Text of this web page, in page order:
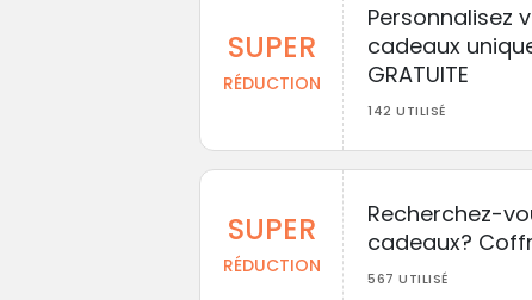
SUPER
RÉDUCTION
Personnalisez
cadeaux
GRATUITE
142 UTILISÉ
SUPER
RÉDUCTION
Recherchez-
cadeaux?
567 UTILISÉ